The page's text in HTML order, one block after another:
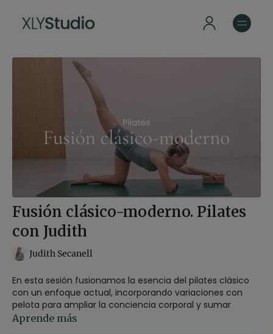
Fusión clásico-moderno. Pilates
con Judith
Judith Secanell
En esta sesión fusionamos la esencia del pilates clásico
con un enfoque actual, incorporando variaciones con
pelota para ampliar la conciencia corporal y sumar
desafío.
Aprende más